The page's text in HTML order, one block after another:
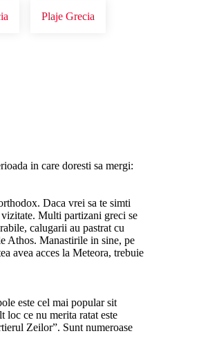
Plaje Grecia
in care doresti sa mergi:
Daca vrei sa te simti
Multi partizani greci se
calugarii au pastrat cu
Athos. Manastirile in sine, pe
avea acces la Meteora, trebuie
este cel mai popular sit
loc ce nu merita ratat este
Zeilor”. Sunt numeroase